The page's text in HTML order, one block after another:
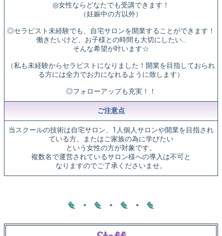
◎女性ならどなたでも受講できます！
（妊娠中の方以外）
◎セラピスト未経験でも、自宅サロンを開業することができます！
働きたいけど、お子様との時間も大切にしたい…
そんな希望が叶います☆
（私も未経験からセラピストになりました！開業を目指しておられ
る方には全力でお力になれるように致します）
◎フォローアップも充実！！
ご注意点
当スクールの技術は自宅サロン、1人個人サロンや開業を目指され
ている方、またはご家族の為に学びたい
という女性の方が対象です。
複数名で運営されているサロン様への導入は不可と
なりますのでご了承くださいませ。